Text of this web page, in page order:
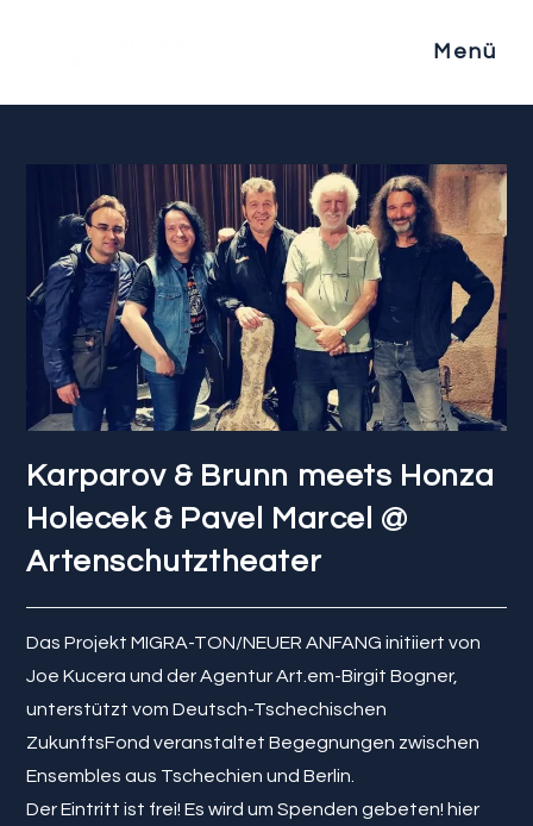
Menü
Karparov & Brunn meets Honza
Holecek & Pavel Marcel @
Artenschutztheater
Das Projekt MIGRA-TON/NEUER ANFANG initiiert von
Joe Kucera und der Agentur Art.em-Birgit Bogner,
unterstützt vom Deutsch-Tschechischen
ZukunftsFond veranstaltet Begegnungen zwischen
Ensembles aus Tschechien und Berlin.
Der Eintritt ist frei! Es wird um Spenden gebeten! hier